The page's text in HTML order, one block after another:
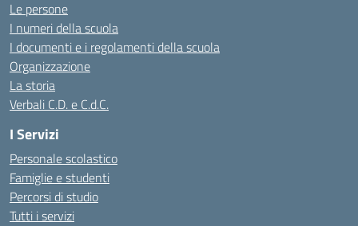
Le persone
I numeri della scuola
I documenti e i regolamenti della scuola
Organizzazione
La storia
Verbali C.D. e C.d.C.
I Servizi
Personale scolastico
Famiglie e studenti
Percorsi di studio
Tutti i servizi